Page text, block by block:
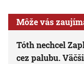
Môže vás
Tóth nechcel
cez palubu.